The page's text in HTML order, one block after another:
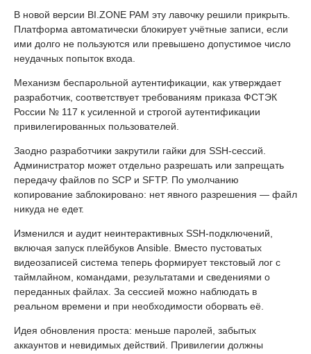
В новой версии BI.ZONE PAM эту лавочку решили прикрыть.
Платформа автоматически блокирует учётные записи, если
ими долго не пользуются или превышено допустимое число
неудачных попыток входа.
Механизм беспарольной аутентификации, как утверждает
разработчик, соответствует требованиям приказа ФСТЭК
России № 117 к усиленной и строгой аутентификации
привилегированных пользователей.
Заодно разработчики закрутили гайки для SSH-сессий.
Администратор может отдельно разрешать или запрещать
передачу файлов по SCP и SFTP. По умолчанию
копирование заблокировано: нет явного разрешения — файл
никуда не едет.
Изменился и аудит неинтерактивных SSH-подключений,
включая запуск плейбуков Ansible. Вместо пустоватых
видеозаписей система теперь формирует текстовый лог с
таймлайном, командами, результатами и сведениями о
переданных файлах. За сессией можно наблюдать в
реальном времени и при необходимости оборвать её.
Идея обновления проста: меньше паролей, забытых
аккаунтов и невидимых действий. Привилегии должны